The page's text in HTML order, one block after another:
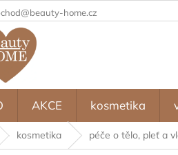
home.cz
AKCE kosmetika
kosmetika péče o tělo, pleť a